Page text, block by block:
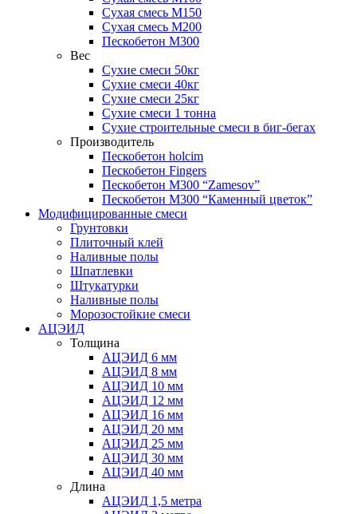
Сухая смесь М150
Сухая смесь М200
Пескобетон М300
Вес
Сухие смеси 50кг
Сухие смеси 40кг
Сухие смеси 25кг
Сухие смеси 1 тонна
Сухие строительные смеси в биг-бегах
Производитель
Пескобетон holcim
Пескобетон Fingers
Пескобетон М300 “Zamesov”
Пескобетон М300 “Каменный цветок”
Модифицированные смеси
Грунтовки
Плиточный клей
Наливные полы
Шпатлевки
Штукатурки
Наливные полы
Морозостойкие смеси
АЦЭИД
Толщина
АЦЭИД 6 мм
АЦЭИД 8 мм
АЦЭИД 10 мм
АЦЭИД 12 мм
АЦЭИД 16 мм
АЦЭИД 20 мм
АЦЭИД 25 мм
АЦЭИД 30 мм
АЦЭИД 40 мм
Длина
АЦЭИД 1,5 метра